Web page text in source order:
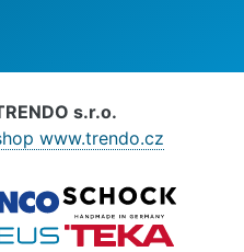
s.r.o.
www.trendo.cz